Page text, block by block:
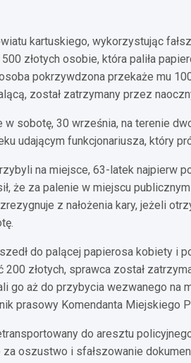
kartuskiego, wykorzystując
złotych osobie, która paliła
pokrzywdzona przekaże mu
został zatrzymany przez
w sobotę, 30 września, na terenie
udającym funkcjonariusza, który
na miejsce, 63-latek najpierw
że za palenie w miejscu
z nałożenia kary, jeżeli
do palącej papierosa kobiety i
200 złotych, sprawca został
go aż do przybycia wezwanego na
prasowy Komendanta Miejskiego
do aresztu
oszustwo i sfałszowanie